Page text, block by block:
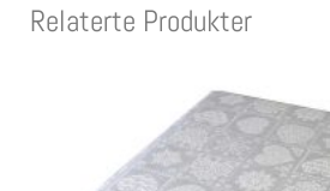
Relaterte Produkter